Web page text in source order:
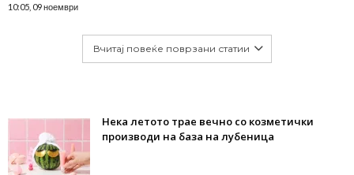
10:05, 09 ноември
Вчитај повеќе поврзани статии
Нека летото трае вечно со козметички
производи на база на лубеница